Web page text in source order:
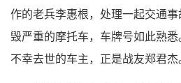
作的老兵李惠根，处理一起交通
毁严重的摩托车，车牌号如此熟
不幸去世的车主，正是战友郑君杰